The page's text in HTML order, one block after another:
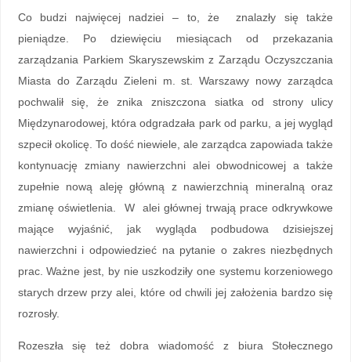
Co budzi najwięcej nadziei – to, że znalazły się także
pieniądze. Po dziewięciu miesiącach od przekazania
zarządzania Parkiem Skaryszewskim z Zarządu Oczyszczania
Miasta do Zarządu Zieleni m. st. Warszawy nowy zarządca
pochwalił się, że znika zniszczona siatka od strony ulicy
Międzynarodowej, która odgradzała park od parku, a jej wygląd
szpecił okolicę. To dość niewiele, ale zarządca zapowiada także
kontynuację zmiany nawierzchni alei obwodnicowej a także
zupełnie nową aleję główną z nawierzchnią mineralną oraz
zmianę oświetlenia. W alei głównej trwają prace odkrywkowe
mające wyjaśnić, jak wygląda podbudowa dzisiejszej
nawierzchni i odpowiedzieć na pytanie o zakres niezbędnych
prac. Ważne jest, by nie uszkodziły one systemu korzeniowego
starych drzew przy alei, które od chwili jej założenia bardzo się
rozrosły.
Rozeszła się też dobra wiadomość z biura Stołecznego